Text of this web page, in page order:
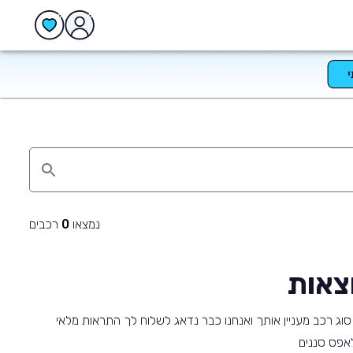
נמצאו 0 רכבים
רכב מעניין אותך ואנחנו כבר נדאג לשלוח לך התראות מלאי
סננים